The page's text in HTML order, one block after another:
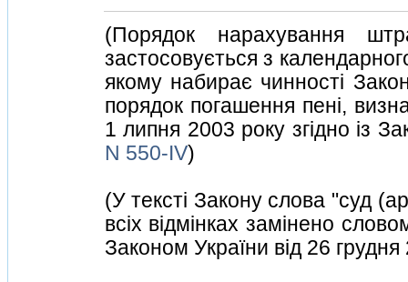
(Порядок нарахування
застосовується з
якому набирає чинностi
порядок погашення пенi,
1 липня 2003 року згiдно iз
N 550-IV)
(У текстi Закону слова "суд
всiх вiдмiнках замiнено
Законом України вiд 26